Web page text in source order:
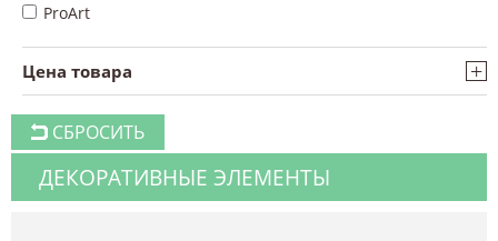
ProArt
Цена товара +
СБРОСИТЬ
ДЕКОРАТИВНЫЕ ЭЛЕМЕНТЫ